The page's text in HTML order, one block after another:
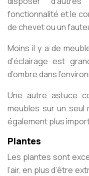
fonctionnalité et le
de chevet ou un
Moins il y a de
d’éclairage est
d’ombre dans
Une autre astuce
meubles sur un seul
également plus
Plantes
Les plantes sont
l’air, en plus d’être